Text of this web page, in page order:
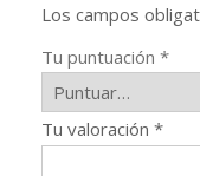
Los campos
Tu puntuación *
Tu valoración *